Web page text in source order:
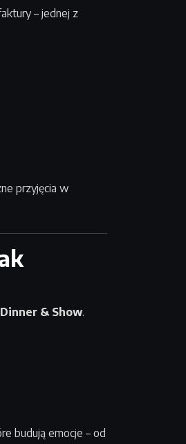
– jednej z
przyjęcia w
Dinner & Show.
budują emocje – od